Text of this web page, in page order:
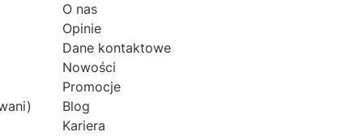
O nas
Opinie
Dane kontaktowe
Nowości
Promocje
Blog
Kariera